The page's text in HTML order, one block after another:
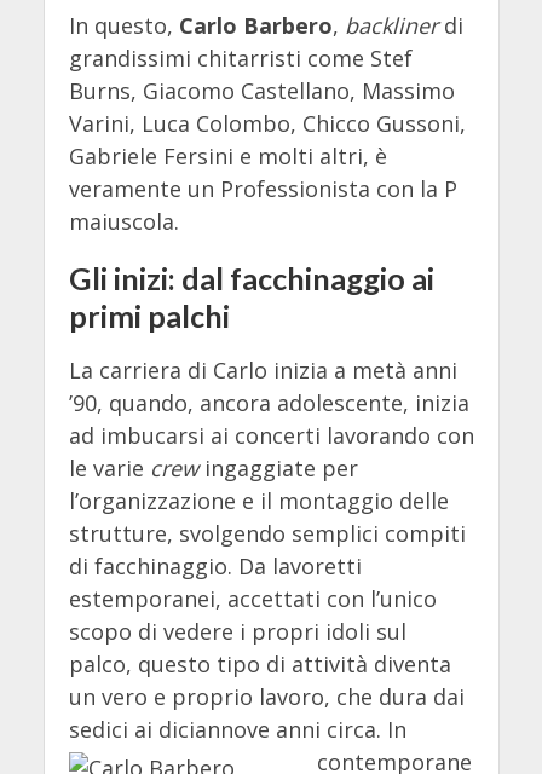
In questo, Carlo Barbero, backlinerdi
grandissimi chitarristi come Stef
Burns, Giacomo Castellano, Massimo
Varini, Luca Colombo, Chicco Gussoni,
Gabriele Fersini e molti altri, è
veramente un Professionista con la P
maiuscola.
Gli inizi: dal facchinaggio ai
primi palchi
La carriera di Carlo inizia a metà anni
’90, quando, ancora adolescente, inizia
ad imbucarsi ai concerti lavorando con
le varie crew ingaggiate per
l’organizzazione e il montaggio delle
strutture, svolgendo semplici compiti
di facchinaggio. Da lavoretti
estemporanei, accettati con l’unico
scopo di vedere i propri idoli sul
palco, questo tipo di attività diventa
un vero e proprio lavoro, che dura dai
sedici ai diciannove anni circa. In
contemporane